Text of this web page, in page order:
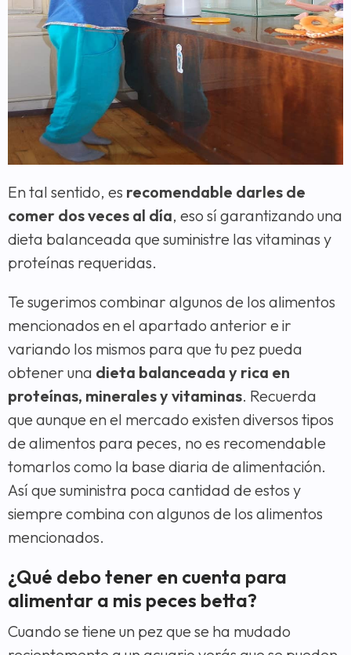
En tal sentido, es recomendable darles de
comer dos veces al día, eso sí garantizando una
dieta balanceada que suministre las vitaminas y
proteínas requeridas.
Te sugerimos combinar algunos de los alimentos
mencionados en el apartado anterior e ir
variando los mismos para que tu pez pueda
obtener una dieta balanceada y rica en
proteínas, minerales y vitaminas. Recuerda
que aunque en el mercado existen diversos tipos
de alimentos para peces, no es recomendable
tomarlos como la base diaria de alimentación.
Así que suministra poca cantidad de estos y
siempre combina con algunos de los alimentos
mencionados.
¿Qué debo tener en cuenta para
alimentar a mis peces betta?
Cuando se tiene un pez que se ha mudado